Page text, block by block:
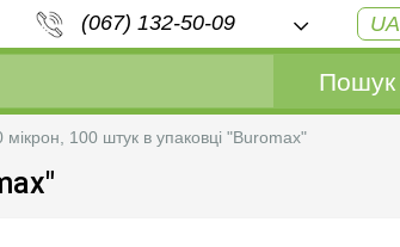
(067) 132-50-09 UA
Пошук
100 штук в упаковці "Buromax"